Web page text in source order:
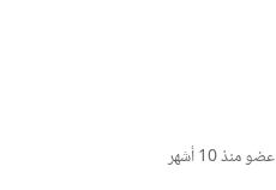
عضو منذ10 أشهر